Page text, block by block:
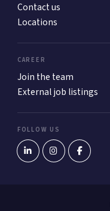
Contact us
Locations
CAREER
Join the team
External job listings
FOLLOW US